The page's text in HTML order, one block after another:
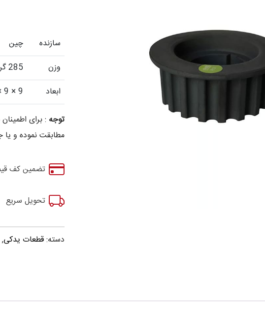
سازنده
چین
وزن
285 گرم
ابعاد
9 × 9 × 6 سانتیمتر
توجه : برای
مطابقت نموده و
تضمین کف
تحویل سریع
دسته:قطعات یدکی